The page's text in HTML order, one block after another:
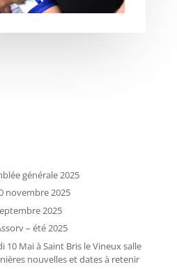
générale 2025
novembre 2025
2025
– été 2025
10 Mai à Saint Bris le Vineux salle
nouvelles et dates à retenir